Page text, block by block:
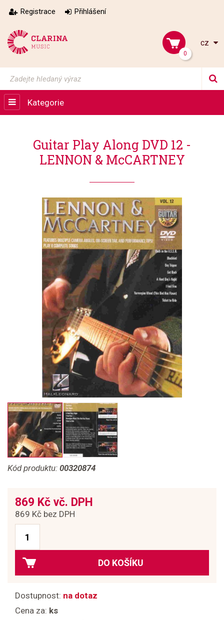
Registrace Přihlášení
0
cz
Kategorie
Guitar Play Along DVD 12 -
LENNON & McCARTNEY
Kód produktu: 00320874
869 Kč vč. DPH
869 Kč bez DPH
DO KOŠÍKU
Dostupnost: na dotaz
Cena za: ks